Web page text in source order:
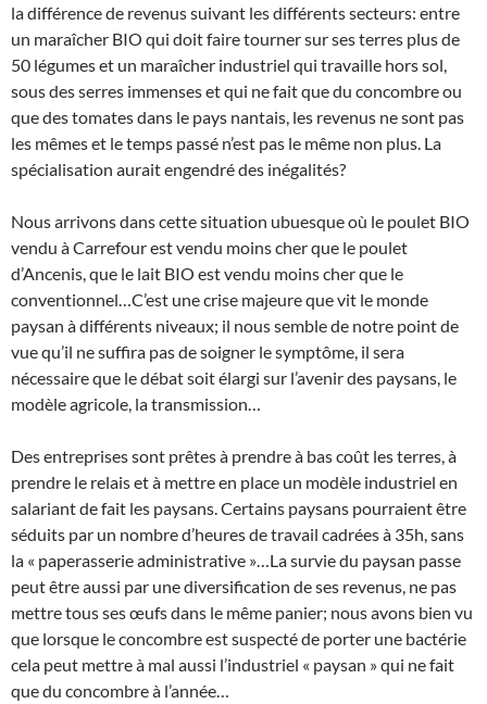
la différence de revenus suivant les différents secteurs: entre
un maraîcher BIO qui doit faire tourner sur ses terres plus de
50 légumes et un maraîcher industriel qui travaille hors sol,
sous des serres immenses et qui ne fait que du concombre ou
que des tomates dans le pays nantais, les revenus ne sont pas
les mêmes et le temps passé n’est pas le même non plus. La
spécialisation aurait engendré des inégalités?
Nous arrivons dans cette situation ubuesque où le poulet BIO
vendu à Carrefour est vendu moins cher que le poulet
d’Ancenis, que le lait BIO est vendu moins cher que le
conventionnel…C’est une crise majeure que vit le monde
paysan à différents niveaux; il nous semble de notre point de
vue qu’il ne suffira pas de soigner le symptôme, il sera
nécessaire que le débat soit élargi sur l’avenir des paysans, le
modèle agricole, la transmission…
Des entreprises sont prêtes à prendre à bas coût les terres, à
prendre le relais et à mettre en place un modèle industriel en
salariant de fait les paysans. Certains paysans pourraient être
séduits par un nombre d’heures de travail cadrées à 35h, sans
la « paperasserie administrative »…La survie du paysan passe
peut être aussi par une diversification de ses revenus, ne pas
mettre tous ses œufs dans le même panier; nous avons bien vu
que lorsque le concombre est suspecté de porter une bactérie
cela peut mettre à mal aussi l’industriel « paysan » qui ne fait
que du concombre à l’année…